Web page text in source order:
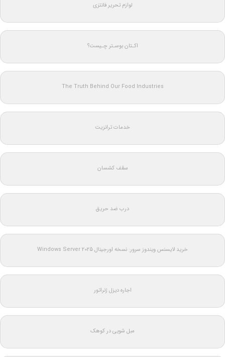
لوازم تحریر فانتزی
اکـتان بوسـتر چـیست؟
The Truth Behind Our Food Industries
خدمات ترانزیت
سقف کشسان
درب ضد حریق
خرید لایسنس ویندوز سرور: نسخه اورجینال Windows Server 2025
اجاره دیزل ژنراتور
مبل شویی در کوهک